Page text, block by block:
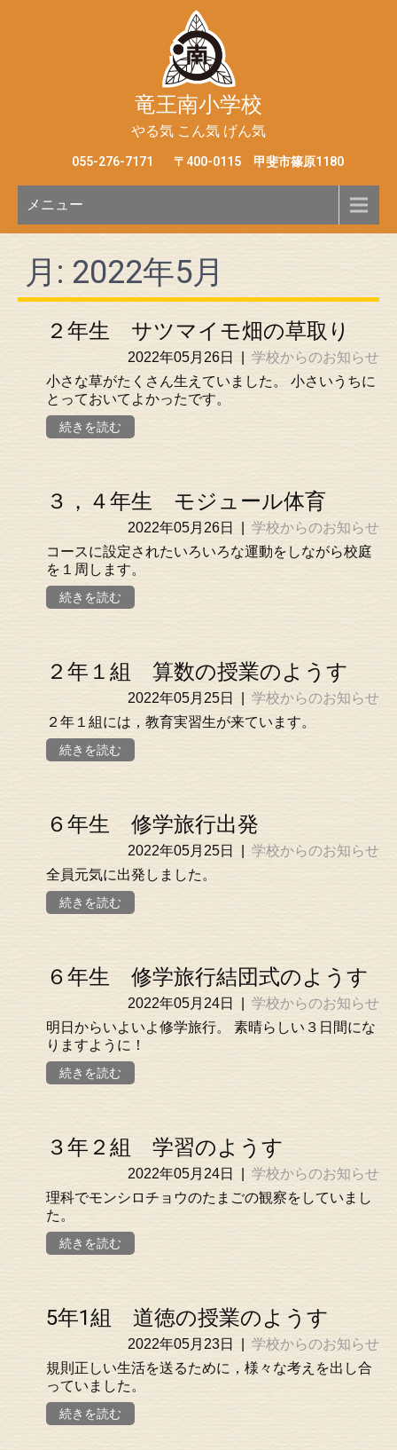
竜王南小学校
やる気 こん気 げん気
055-276-7171 〒400-0115 甲斐市篠原1180
メニュー
月: 2022年5月
２年生 サツマイモ畑の草取り
2022年05月26日
学校からのお知らせ
小さな草がたくさん生えていました。 小さいうちに
とっておいてよかったです。
続きを読む
３，４年生 モジュール体育
2022年05月26日
学校からのお知らせ
コースに設定されたいろいろな運動をしながら校庭
を１周します。
続きを読む
２年１組 算数の授業のようす
2022年05月25日
学校からのお知らせ
２年１組には，教育実習生が来ています。
続きを読む
６年生 修学旅行出発
2022年05月25日
学校からのお知らせ
全員元気に出発しました。
続きを読む
６年生 修学旅行結団式のようす
2022年05月24日
学校からのお知らせ
明日からいよいよ修学旅行。 素晴らしい３日間にな
りますように！
続きを読む
３年２組 学習のようす
2022年05月24日
学校からのお知らせ
理科でモンシロチョウのたまごの観察をしていまし
た。
続きを読む
5年1組 道徳の授業のようす
2022年05月23日
学校からのお知らせ
規則正しい生活を送るために，様々な考えを出し合
っていました。
続きを読む